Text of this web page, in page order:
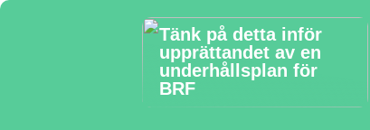
Tänk på detta inför
upprättandet av en
underhållsplan för
BRF